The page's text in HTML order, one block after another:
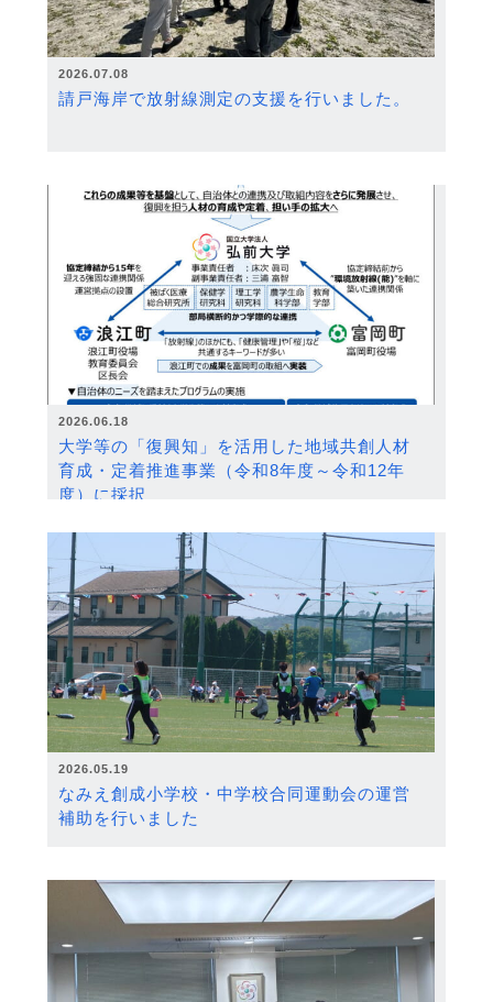
2026.07.08
請戸海岸で放射線測定の支援を行いました。
2026.06.18
大学等の「復興知」を活用した地域共創人材
育成・定着推進事業（令和8年度～令和12年
度）に採択
2026.05.19
なみえ創成小学校・中学校合同運動会の運営
補助を行いました